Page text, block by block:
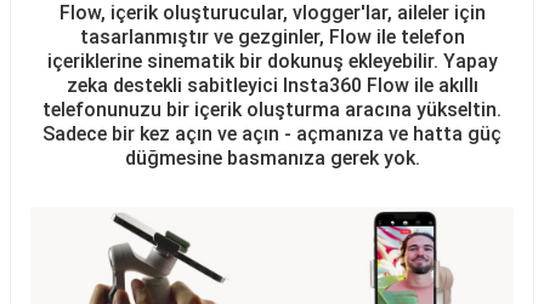
Flow, içerik oluşturucular, vlogger'lar, aileler için
tasarlanmıştır ve gezginler, Flow ile telefon
içeriklerine sinematik bir dokunuş ekleyebilir. Yapay
zeka destekli sabitleyici Insta360 Flow ile akıllı
telefonunuzu bir içerik oluşturma aracına yükseltin.
Sadece bir kez açın ve açın - açmanıza ve hatta güç
düğmesine basmanıza gerek yok.